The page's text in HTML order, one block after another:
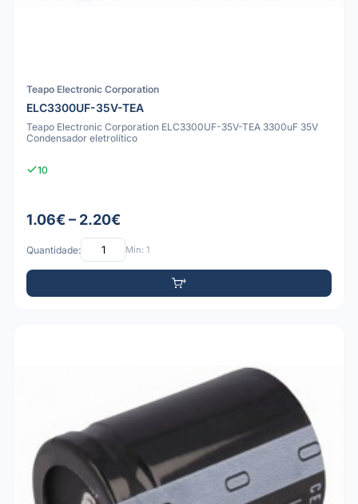
Teapo Electronic Corporation
ELC3300UF-35V-TEA
Teapo Electronic Corporation ELC3300UF-35V-TEA 3300uF 35V
Condensador eletrolítico
10
1.06€ – 2.20€
Quantidade: Mín: 1